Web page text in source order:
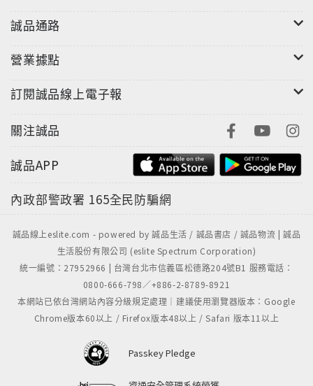
誠品通路
營業據點
訂閱誠品線上電子報
關注誠品
誠品APP
內政部警政署 165全民防騙網
誠品線上eslite.com - powered by 誠品生活 / 誠品書店 / 誠品物流 | 誠品
生活股份有限公司 (eslite Spectrum Corporation)
統一編號：27952966 | 台灣台北市信義區松德路204號B1 服務電話：
0800-666-798／+886-2-8789-8921
本網站已依台灣網站內容分級規定處理｜建議使用瀏覽器版本：Google
Chrome版本60以上 / Firefox版本48以上 / Safari 版本11以上
Passkey Pledge